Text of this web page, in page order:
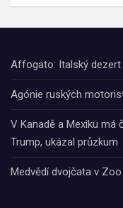
Affogato: Italský dezert
Agónie ruských
V Kanadě a Mexiku má
Trump, ukázal průzkum
Medvědí dvojčata v